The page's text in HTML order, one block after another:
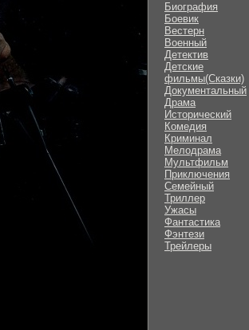
Биография
Боевик
Вестерн
Военный
Детектив
Детские
фильмы(Сказки)
Документальный
Драма
Исторический
Комедия
Криминал
Мелодрама
Мультфильм
Приключения
Семейный
Триллер
Ужасы
Фантастика
Фэнтези
Трейлеры